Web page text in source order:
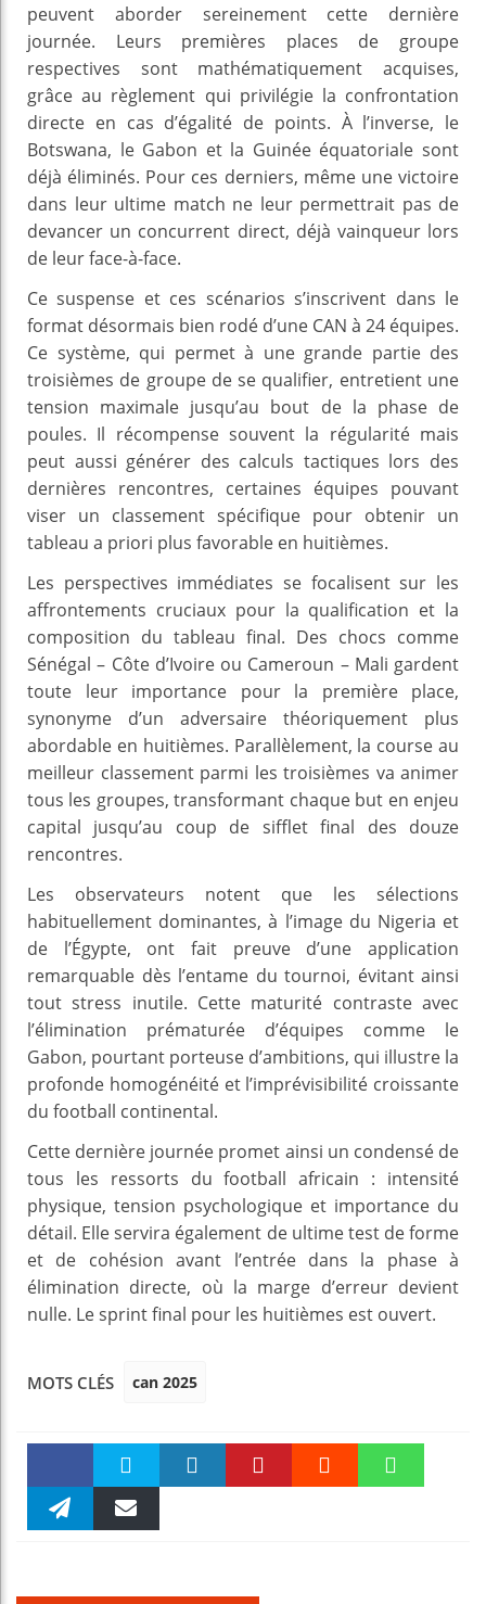
peuvent aborder sereinement cette dernière
journée. Leurs premières places de groupe
respectives sont mathématiquement acquises,
grâce au règlement qui privilégie la confrontation
directe en cas d’égalité de points. À l’inverse, le
Botswana, le Gabon et la Guinée équatoriale sont
déjà éliminés. Pour ces derniers, même une victoire
dans leur ultime match ne leur permettrait pas de
devancer un concurrent direct, déjà vainqueur lors
de leur face-à-face.
Ce suspense et ces scénarios s’inscrivent dans le
format désormais bien rodé d’une CAN à 24 équipes.
Ce système, qui permet à une grande partie des
troisièmes de groupe de se qualifier, entretient une
tension maximale jusqu’au bout de la phase de
poules. Il récompense souvent la régularité mais
peut aussi générer des calculs tactiques lors des
dernières rencontres, certaines équipes pouvant
viser un classement spécifique pour obtenir un
tableau a priori plus favorable en huitièmes.
Les perspectives immédiates se focalisent sur les
affrontements cruciaux pour la qualification et la
composition du tableau final. Des chocs comme
Sénégal – Côte d’Ivoire ou Cameroun – Mali gardent
toute leur importance pour la première place,
synonyme d’un adversaire théoriquement plus
abordable en huitièmes. Parallèlement, la course au
meilleur classement parmi les troisièmes va animer
tous les groupes, transformant chaque but en enjeu
capital jusqu’au coup de sifflet final des douze
rencontres.
Les observateurs notent que les sélections
habituellement dominantes, à l’image du Nigeria et
de l’Égypte, ont fait preuve d’une application
remarquable dès l’entame du tournoi, évitant ainsi
tout stress inutile. Cette maturité contraste avec
l’élimination prématurée d’équipes comme le
Gabon, pourtant porteuse d’ambitions, qui illustre la
profonde homogénéité et l’imprévisibilité croissante
du football continental.
Cette dernière journée promet ainsi un condensé de
tous les ressorts du football africain : intensité
physique, tension psychologique et importance du
détail. Elle servira également de ultime test de forme
et de cohésion avant l’entrée dans la phase à
élimination directe, où la marge d’erreur devient
nulle. Le sprint final pour les huitièmes est ouvert.
MOTS CLÉS can 2025
Faceboo Twitter
m